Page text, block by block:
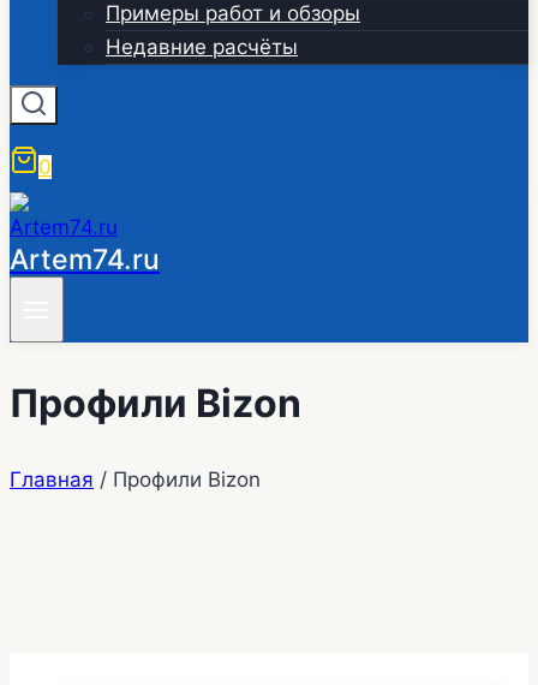
Примеры работ и обзоры
Недавние расчёты
0
Artem74.ru
Профили Bizon
Главная / Профили Bizon